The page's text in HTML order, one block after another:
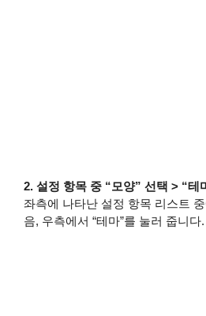
2. 설정 항목 중 “모양” 선택 > “테
좌측에 나타난 설정 항목 리스트
음, 우측에서 “테마”를 눌러 줍니다.